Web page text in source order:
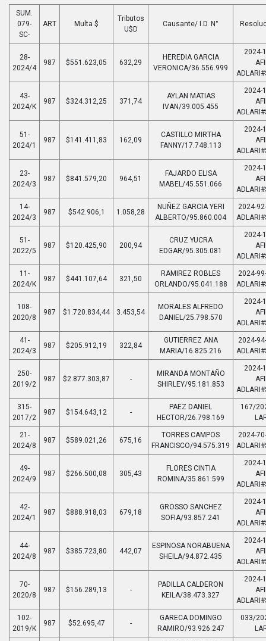
SUM.
079-
SC-
ART Multa $
Tributos
U$D
Causante/ I.D. N°
28-
2024/4
987 $551.623,05 632,29
HEREDIA GARCIA
VERONICA/36.556.999
2024-
43-
2024/K
987 $324.312,25 371,74
AYLAN MATIAS
IVAN/39.005.455
2024-
51-
2024/1
987 $141.411,83 162,09
CASTILLO MIRTHA
FANNY/17.748.113
2024-
23-
2024/3
987 $841.579,20 964,51
FAJARDO ELISA
MABEL/45.551.066
2024-
14-
2024/3
987 $542.906,1 1.058,28
NUÑEZ GARCIA YERI
ALBERTO/95.860.004
2024-
51-
2022/5
987 $120.425,90 200,94
CRUZ YUCRA
EDGAR/95.305.081
2024-
11-
2024/K
987 $441.107,64 321,50
RAMIREZ ROBLES
ORLANDO/95.041.188
2024-
108-
2020/8
987 $1.720.834,44 3.453,54
MORALES ALFREDO
DANIEL/25.798.570
2024-
41-
2024/3
987 $205.912,19 322,84
GUTIERREZ ANA
MARIA/16.825.216
2024-
250-
2019/2
987 $2.877.303,87 -
MIRANDA MONTAÑO
SHIRLEY/95.181.853
2024-
315-
2017/2
987 $154.643,12 -
PAEZ DANIEL
HECTOR/26.798.169
167/
21-
2024/8
987 $589.021,26 675,16
TORRES CAMPOS
FRANCISCO/94.575.319
2024-
49-
2024/9
987 $266.500,08 305,43
FLORES CINTIA
ROMINA/35.861.599
2024-
42-
2024/1
987 $888.918,03 679,18
GROSSO SANCHEZ
SOFIA/93.857.241
2024-
44-
2024/8
987 $385.723,80 442,07
ESPINOSA NORABUENA
SHEILA/94.872.435
2024-
70-
2020/8
987 $156.289,13 -
PADILLA CALDERON
KEILA/38.473.327
2024-
102-
2019/K
987 $52.695,47 -
GARECA DOMINGO
RAMIRO/93.926.247
033/